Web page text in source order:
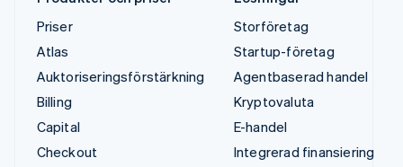
Priser
Atlas
Auktoriseringsförstärkning
Billing
Capital
Checkout
Storföretag
Startup-företag
Agentbaserad handel
Kryptovaluta
E-handel
Integrerad finansiering